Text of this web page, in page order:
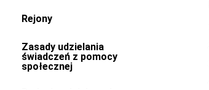
Rejony
Zasady udzielania
świadczeń z pomocy
społecznej